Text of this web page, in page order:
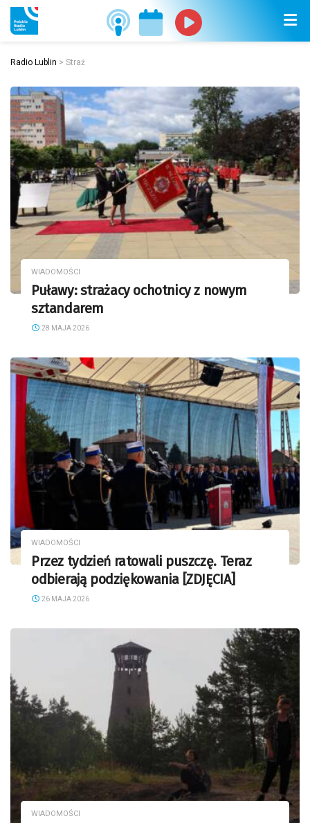
Radio Lublin > Straż
WIADOMOŚCI
Puławy: strażacy ochotnicy z nowym
sztandarem
28 MAJA 2026
WIADOMOŚCI
Przez tydzień ratowali puszczę. Teraz
odbierają podziękowania [ZDJĘCIA]
26 MAJA 2026
WIADOMOŚCI